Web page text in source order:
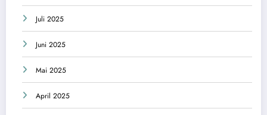
Juli 2025
Juni 2025
Mai 2025
April 2025